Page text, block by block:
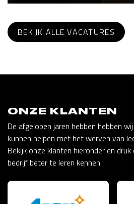
BEKIJK ALLE VACATURES
ONZE KLANTEN
De afgelopen jaren hebben hebben
kunnen helpen met het werven van
Bekijk onze klanten hieronder en
bedrijf beter te leren kennen.